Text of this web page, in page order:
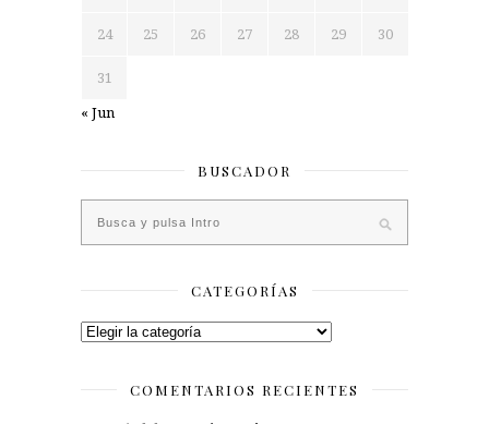
24 25 26 27 28 29 30
31
« Jun
BUSCADOR
CATEGORÍAS
Categorías
COMENTARIOS RECIENTES